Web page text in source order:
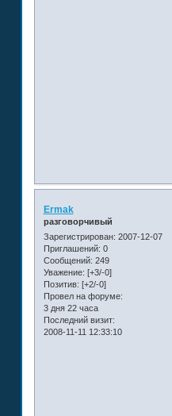
Ermak
разговорчивый
Зарегистрирован: 2007-12-07
Приглашений: 0
Сообщений: 249
Уважение: [+3/-0]
Позитив: [+2/-0]
Провел на форуме:
3 дня 22 часа
Последний визит:
2008-11-11 12:33:10